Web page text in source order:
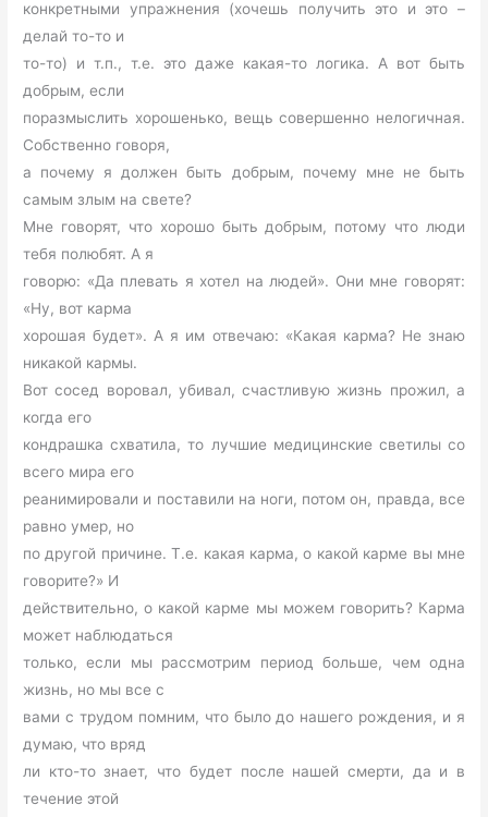
конкретными упражнения (хочешь получить это и это –
делай то-то и
то-то) и т.п., т.е. это даже какая-то логика. А вот быть
добрым, если
поразмыслить хорошенько, вещь совершенно нелогичная.
Собственно говоря,
а почему я должен быть добрым, почему мне не быть
самым злым на свете?
Мне говорят, что хорошо быть добрым, потому что люди
тебя полюбят. А я
говорю: «Да плевать я хотел на людей». Они мне говорят:
«Ну, вот карма
хорошая будет». А я им отвечаю: «Какая карма? Не знаю
никакой кармы.
Вот сосед воровал, убивал, счастливую жизнь прожил, а
когда его
кондрашка схватила, то лучшие медицинские светилы со
всего мира его
реанимировали и поставили на ноги, потом он, правда, все
равно умер, но
по другой причине. Т.е. какая карма, о какой карме вы мне
говорите?» И
действительно, о какой карме мы можем говорить? Карма
может наблюдаться
только, если мы рассмотрим период больше, чем одна
жизнь, но мы все с
вами с трудом помним, что было до нашего рождения, и я
думаю, что вряд
ли кто-то знает, что будет после нашей смерти, да и в
течение этой